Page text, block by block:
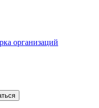
организаций